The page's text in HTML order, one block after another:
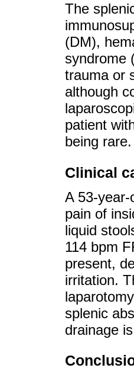
The
(DM),
syndrome
trauma or
although
patient
being rare.
Clinical
A 53-
pain of
liquid
114 bpm
present,
irritation.
splenic
drainage